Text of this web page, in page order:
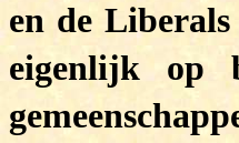
en de
eigenlijk op